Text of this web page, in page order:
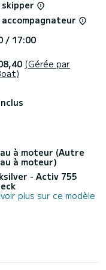
skipper
accompagnateur
/ 17:00
(Gérée par
à moteur (Autre
à moteur)
- Activ 755
plus sur ce modèle